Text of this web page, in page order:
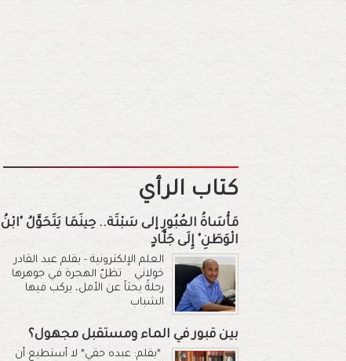
كتاب الرأي
مَأْسَاةُ العُبُورِ إلى سَبْتَة.. حِينَمَا يَتَحَوَّلُ "ابْنُ
الْوَطَنِ" إِلَى جَلَّادٍ
العلم الإلكترونية - بقلم عبد القادر
خولاني تظلّ الهجرة في جوهرها
رحلةً بحثاً عن الأمل، يركب فيها
الشباب
بين قبور في الماء ومستقبل مجهول؟
*بقلم: عبده حقي* لا أستطيع أن